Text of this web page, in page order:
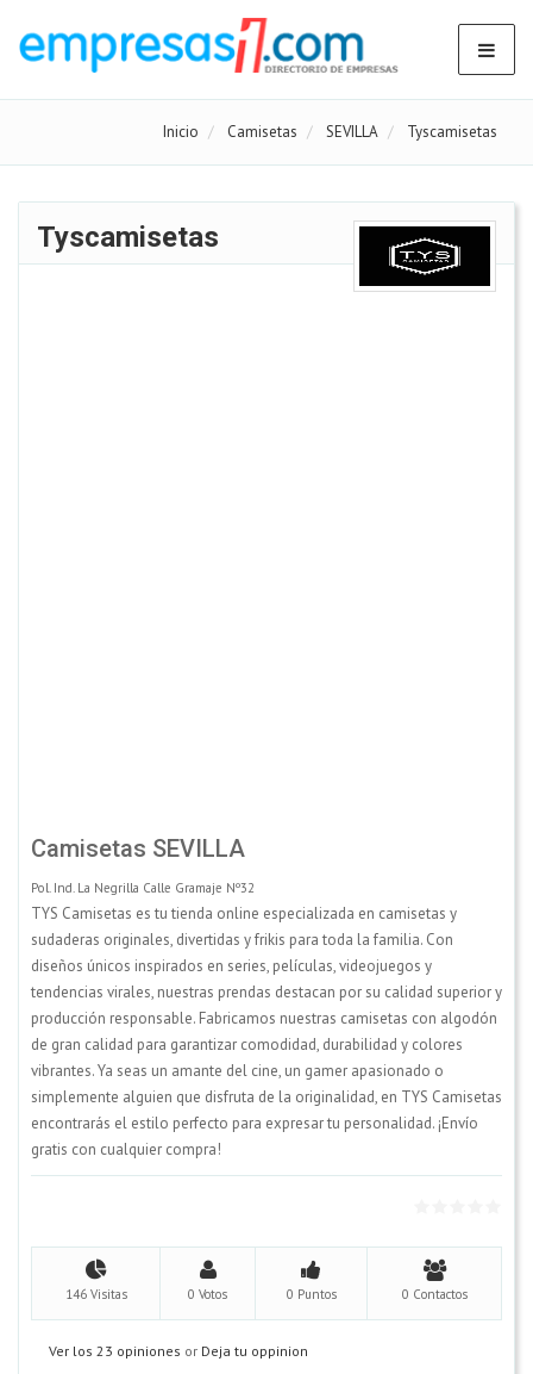
Inicio Camisetas SEVILLA Tyscamisetas
Tyscamisetas
Camisetas SEVILLA
Pol. Ind. La Negrilla Calle Gramaje Nº32
TYS Camisetas es tu tienda online especializada en camisetas y
sudaderas originales, divertidas y frikis para toda la familia. Con
diseños únicos inspirados en series, películas, videojuegos y
tendencias virales, nuestras prendas destacan por su calidad superior y
producción responsable. Fabricamos nuestras camisetas con algodón
de gran calidad para garantizar comodidad, durabilidad y colores
vibrantes. Ya seas un amante del cine, un gamer apasionado o
simplemente alguien que disfruta de la originalidad, en TYS Camisetas
encontrarás el estilo perfecto para expresar tu personalidad. ¡Envío
gratis con cualquier compra!
146 Visitas 0 Votos 0 Puntos 0 Contactos
Ver los 23 opiniones or Deja tu oppinion